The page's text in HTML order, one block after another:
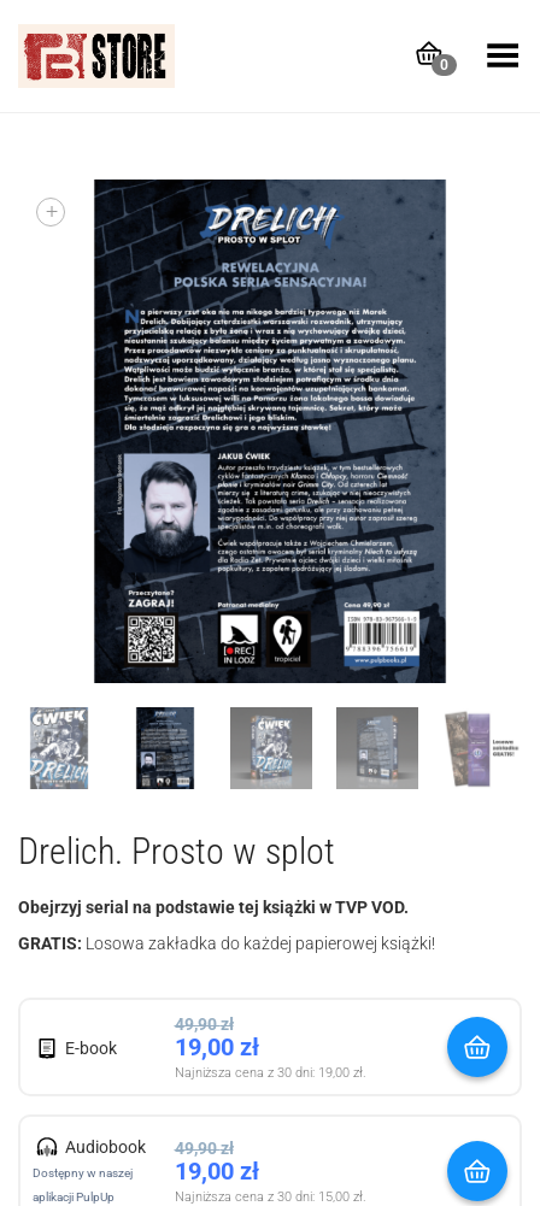
0
Toggle Menu
+
Drelich. Prosto w splot
Obejrzyj serial na podstawie tej książki w TVP VOD.
GRATIS: Losowa zakładka do każdej papierowej książki!
E-book
49,90zł
19,00 zł
Najniższa cena z 30 dni: 19,00 zł.
Audiobook
Dostępny w naszej
aplikacji PulpUp
49,90zł
19,00 zł
Najniższa cena z 30 dni: 15,00 zł.